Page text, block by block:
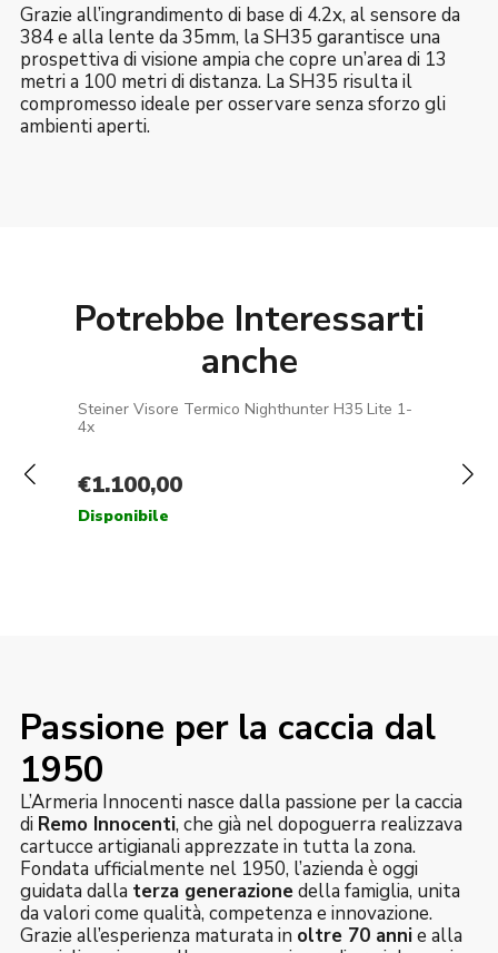
Grazie all’ingrandimento di base di 4.2x, al sensore da
384 e alla lente da 35mm, la SH35 garantisce una
prospettiva di visione ampia che copre un’area di 13
metri a 100 metri di distanza. La SH35 risulta il
compromesso ideale per osservare senza sforzo gli
ambienti aperti.
Potrebbe Interessarti
anche
Passione per la caccia dal
1950
L’Armeria Innocenti nasce dalla passione per la caccia
di Remo Innocenti, che già nel dopoguerra realizzava
cartucce artigianali apprezzate in tutta la zona.
Fondata ufficialmente nel 1950, l’azienda è oggi
guidata dalla terza generazionedella famiglia, unita
da valori come qualità, competenza e innovazione.
Grazie all’esperienza maturata in oltre 70 annie alla